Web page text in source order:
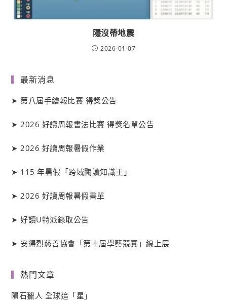
隱沒帶地震
2026-01-07
最新消息
➤第八屆手繪報比賽 得獎公告
➤2026 好讀周報書法比賽 得獎名單公告
➤2026 好讀周報暑假作業
➤ 115 年暑假「跨域閱讀知識王」
➤2026 好讀周報暑假書單
➤好讀U特派錄取公告
➤ 安得烈慈善協會「第十屆學藝競賽」線上展
熱門文章
隕石獵人 全球追「星」